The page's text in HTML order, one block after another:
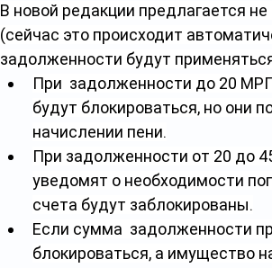
В новой редакции предлагается
(сейчас это происходит
задолженности будут
При  задолженности до 20
будут блокироваться, но они
начислении пени.
При задолженности от 20 до
уведомят о необходимости
счета будут заблокированы.
Если сумма  задолженности
блокироваться, а имущество